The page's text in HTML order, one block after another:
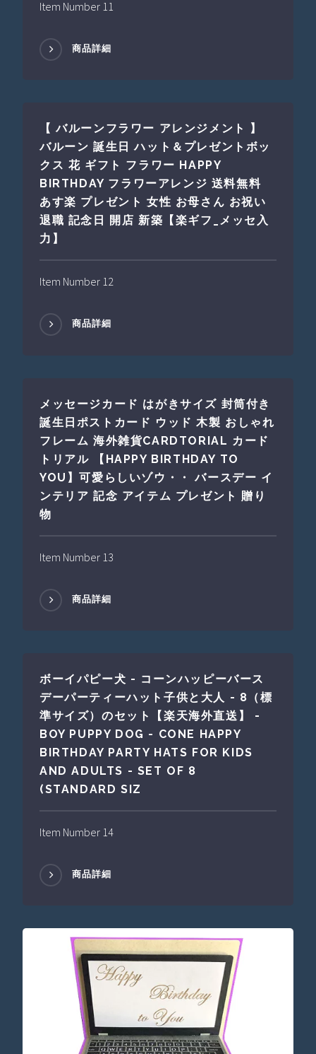
Item Number 11
商品詳細
【 バルーンフラワー アレンジメント 】
バルーン 誕生日 ハット＆プレゼントボッ
クス 花 ギフト フラワー HAPPY
BIRTHDAY フラワーアレンジ 送料無料
あす楽 プレゼント 女性 お母さん お祝い
退職 記念日 開店 新築【楽ギフ_メッセ入
力】
Item Number 12
商品詳細
メッセージカード はがきサイズ 封筒付き
誕生日ポストカード ウッド 木製 おしゃれ
フレーム 海外雑貨CARDTORIAL カード
トリアル 【HAPPY BIRTHDAY TO
YOU】可愛らしいゾウ・・ バースデー イ
ンテリア 記念 アイテム プレゼント 贈り
物
Item Number 13
商品詳細
ボーイパピー犬 - コーンハッピーバース
デーパーティーハット子供と大人 - 8（標
準サイズ）のセット【楽天海外直送】 -
BOY PUPPY DOG - CONE HAPPY
BIRTHDAY PARTY HATS FOR KIDS
AND ADULTS - SET OF 8
(STANDARD SIZ
Item Number 14
商品詳細